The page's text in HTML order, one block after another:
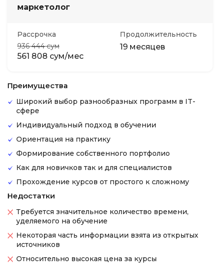
маркетолог
Рассрочка
936 444 сум
561 808 сум/мес
Продолжительность
19 месяцев
Преимущества
Широкий выбор разнообразных программ в IT-
сфере
Индивидуальный подход в обучении
Ориентация на практику
Формирование собственного портфолио
Как для новичков так и для специалистов
Прохождение курсов от простого к сложному
Недостатки
Требуется значительное количество времени,
уделяемого на обучение
Некоторая часть информации взята из открытых
источников
Относительно высокая цена за курсы